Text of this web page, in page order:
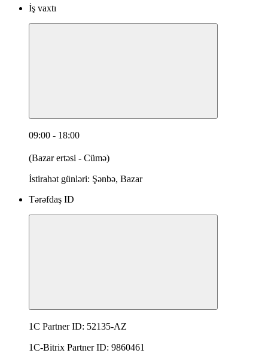
İş vaxtı
09:00 - 18:00
(Bazar ertəsi - Cümə)
İstirahət günləri: Şənbə, Bazar
Tərəfdaş ID
1C Partner ID: 52135-AZ
1C-Bitrix Partner ID: 9860461